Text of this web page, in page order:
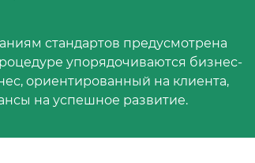
стандартов предусмотрена
упорядочиваются бизнес-
ориентированный на клиента,
на успешное развитие.